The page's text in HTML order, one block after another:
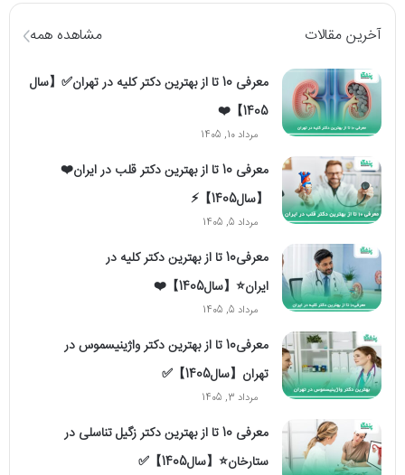
آخرین مقالات مشاهده همه
معرفی 10 تا از بهترین دکتر کلیه در تهران✅【سال
1405】❤️
مرداد 10, 1405
معرفی 10 تا از بهترین دکتر قلب در ایران❤️
【سال1405】⚡️
مرداد 5, 1405
معرفی10 تا از بهترین دکتر کلیه در
ایران⭐【سال1405】❤️
مرداد 5, 1405
معرفی10 تا از بهترین دکتر واژینیسموس در
تهران【سال1405】✅
مرداد 3, 1405
معرفی 10 تا از بهترین دکتر زگیل تناسلی در
ستارخان⭐【سال1405】✅